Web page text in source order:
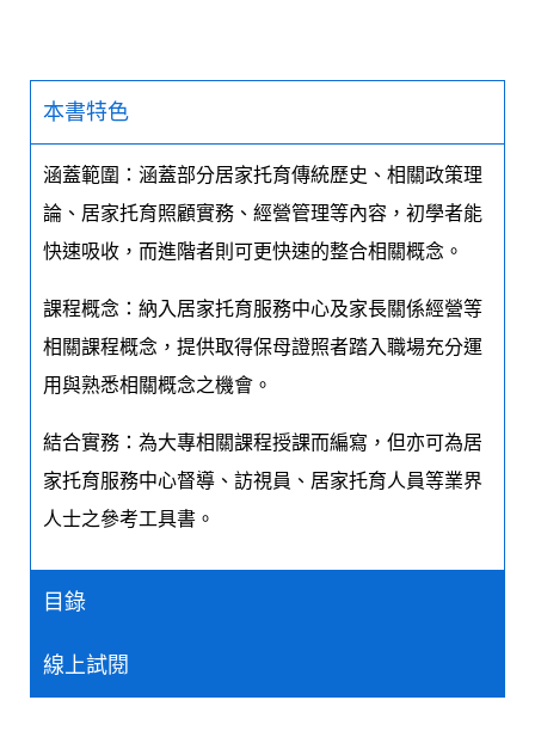
本書特色
涵蓋範圍：涵蓋部分居家托育傳統歷史、相關政策理
論、居家托育照顧實務、經營管理等內容，初學者能
快速吸收，而進階者則可更快速的整合相關概念。
課程概念：納入居家托育服務中心及家長關係經營等
相關課程概念，提供取得保母證照者踏入職場充分運
用與熟悉相關概念之機會。
結合實務：為大專相關課程授課而編寫，但亦可為居
家托育服務中心督導、訪視員、居家托育人員等業界
人士之參考工具書。
目錄
線上試閱